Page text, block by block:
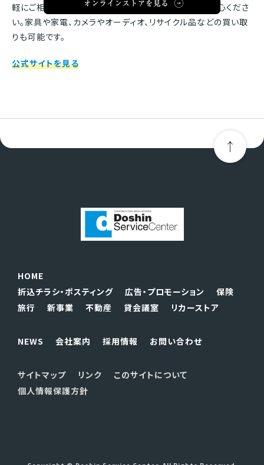
軽にご相談ください。見積やご相談は無料ですのでご安心くださ
い。家具や家電、カメラやオーディオ、リサイクル品などの買い取
りも可能です。
公式サイトを見る
HOME
折込チラシ・ポスティング
広告・プロモーション
保険
旅行
新事業 不動産 貸会議室 リカーストア
NEWS 会社案内 採用情報 お問い合わせ
サイトマップ リンク
このサイトについて
個人情報保護方針